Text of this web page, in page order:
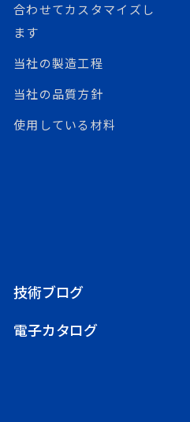
合わせてカスタマイズし
ます
当社の製造工程
当社の品質方針
使用している材料
技術ブログ
電子カタログ